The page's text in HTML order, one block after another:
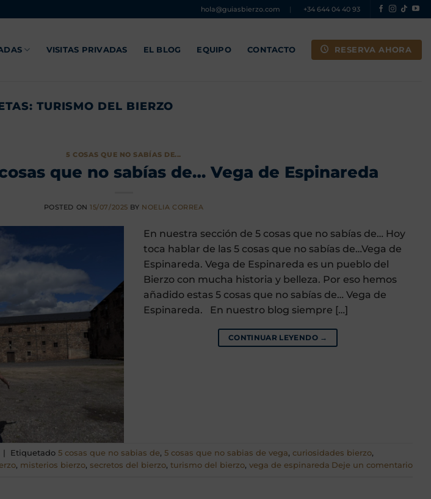
hola@guiasbierzo.com | +34 644 04 40 93
VISITAS PRIVADAS EL BLOG EQUIPO CONTACTO RESERVA AHORA
TURISMO DEL BIERZO
5 COSAS QUE NO SABÍAS DE...
que no sabías de… Vega de Espinareda
POSTED ON15/07/2025 BY NOELIA CORREA
En nuestra sección de 5 cosas que no sabías de… Hoy
toca hablar de las 5 cosas que no sabías de…Vega de
Espinareda. Vega de Espinareda es un pueblo del
Bierzo con mucha historia y belleza. Por eso hemos
añadido estas 5 cosas que no sabías de… Vega de
Espinareda. En nuestro blog siempre […]
CONTINUAR LEYENDO →
Etiquetado 5 cosas que no sabias de, 5 cosas que no sabias de vega, curiosidades bierzo,
, misterios bierzo, secretos del bierzo, turismo del bierzo, vega de espinareda Deje un comentario